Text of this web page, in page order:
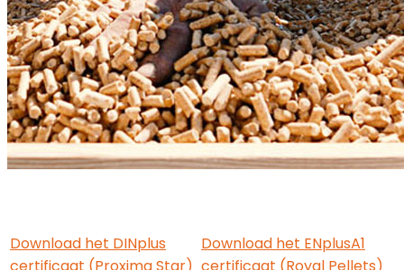
Download het DINplus
Download het ENplusA1